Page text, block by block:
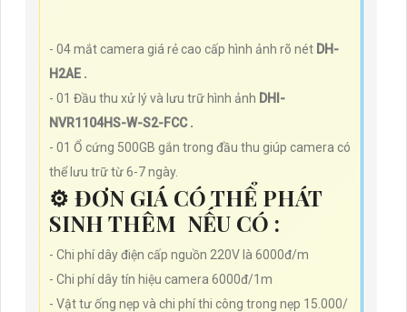
- 04 mắt camera giá rẻ cao cấp hình ảnh rõ nét DH-
H2AE .
- 01 Đầu thu xử lý và lưu trữ hình ảnh DHI-
NVR1104HS-W-S2-FCC .
- 01 Ổ cứng 500GB gắn trong đầu thu giúp camera có
thể lưu trữ từ 6-7 ngày.
⚙ ĐƠN GIÁ CÓ THỂ PHÁT
SINH THÊM NẾU CÓ :
- Chi phí dây điện cấp nguồn 220V là 6000đ/m
- Chi phí dây tín hiệu camera 6000đ/1m
- Vật tư ống nẹp và chi phí thi công trong nẹp 15.000/